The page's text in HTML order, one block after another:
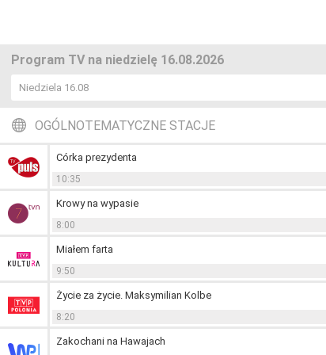
Program TV na niedzielę 16.08.2026
Niedziela 16.08
OGÓLNOTEMATYCZNE STACJE
Córka prezydenta
10:35
Krowy na wypasie
8:00
Miałem farta
9:50
Życie za życie. Maksymilian Kolbe
8:20
Zakochani na Hawajach